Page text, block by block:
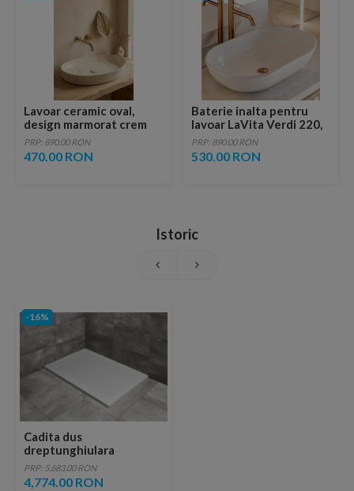
Lavoar ceramic oval,
design marmorat crem
lucios cu vene aurii,
ventil inclus
PRP: 890.00 RON
470.00 RON
Baterie inalta pentru
lavoar LaVita Verdi 220,
fara ventil, brushed
copper
PRP: 890.00 RON
530.00 RON
Istoric
-16%
Cadita dus
dreptunghiulara
Radaway Teos F 210 x 90
x H4 cm, decupabila, alb
PRP: 5,683.00 RON
4,774.00 RON